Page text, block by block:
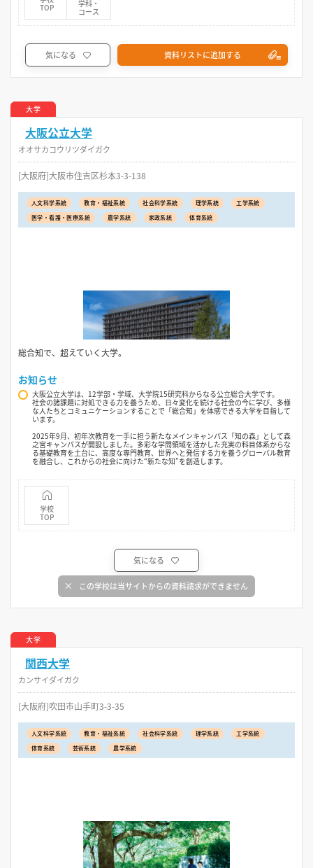
TOP
学科・
コース
気になる 資料リストに追加する
大学
大阪公立大学
オオサカコウリツダイガク
[大阪府]大阪市住吉区杉本3-3-138
人文科学系統 教育・福祉系統 社会科学系統 理学系統
工学系統
医学・看護・医療系統
農学系統 家政系統 体育系統
総合知で、超えていく大学。
お知らせ
大阪公立大学は、12学部・学域、大学院15研究科からなる公立総合大学です。
社会の諸課題に対処できる力を養うため、日々変化を続ける社会の今に学び、多様
な人たちとコミュニケーションすることで「総合知」を体感できる大学を目指して
います。
2025年9月、初年次教育を一手に担う新たなメインキャンパス「知の森」として森
之宮キャンパスが開設しました。多彩な学問領域を活かした充実の科目体系からな
る基礎教育を土台に、高度な専門教育、世界へと発信する力を養うグローバル教育
を融合し、これからの社会に向けた“新たな知”を創造します。
学校
TOP
気になる
この学校は当サイトからの資料請求ができません
大学
関西大学
カンサイダイガク
[大阪府]吹田市山手町3-3-35
人文科学系統 教育・福祉系統 社会科学系統 理学系統
工学系統
体育系統
芸術系統 農学系統